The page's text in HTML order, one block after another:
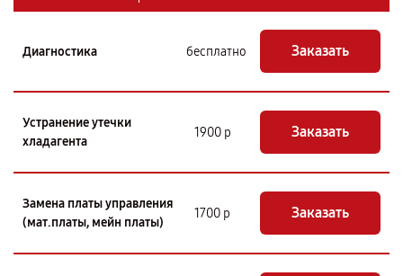
Диагностика бесплатно Заказать
Устранение утечки
хладагента
1900 р Заказать
Замена платы управления
(мат.платы, мейн платы)
1700 р Заказать